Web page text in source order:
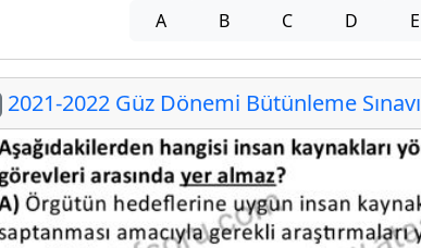
A B C D E
2021-2022 Güz Dönemi Bütünleme Sınavı